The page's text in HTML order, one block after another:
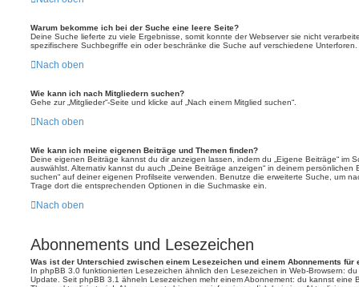
Warum bekomme ich bei der Suche eine leere Seite?
Deine Suche lieferte zu viele Ergebnisse, somit konnte der Webserver sie nicht
spezifischere Suchbegriffe ein oder beschränke die Suche auf verschiedene Unterforen.
Nach oben
Wie kann ich nach Mitgliedern suchen?
Gehe zur „Mitglieder“-Seite und klicke auf „Nach einem Mitglied suchen“.
Nach oben
Wie kann ich meine eigenen Beiträge und Themen finden?
Deine eigenen Beiträge kannst du dir anzeigen lassen, indem du „Eigene Beiträge“ im
auswählst. Alternativ kannst du auch „Deine Beiträge anzeigen“ in deinem persönlichen
suchen“ auf deiner eigenen Profilseite verwenden. Benutze die erweiterte Suche, um
Trage dort die entsprechenden Optionen in die Suchmaske ein.
Nach oben
Abonnements und Lesezeichen
Was ist der Unterschied zwischen einem Lesezeichen und einem Abonnements für
In phpBB 3.0 funktionierten Lesezeichen ähnlich den Lesezeichen in Web-Browsern:
Update. Seit phpBB 3.1 ähneln Lesezeichen mehr einem Abonnement: du kannst eine